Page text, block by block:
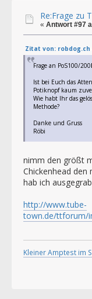
Re:Frage zu
« Antwort #97
Zitat von: robdog.ch
Frage an PoS100/200
Ist bei Euch das
Potiknopf kaum
Wie habt Ihr das
Methode?
Danke und Gruss
Röbi
nimm den größt
Chickenhead
hab ich
http://www.tube-
town.de/ttforum/
Kleiner Amptest im